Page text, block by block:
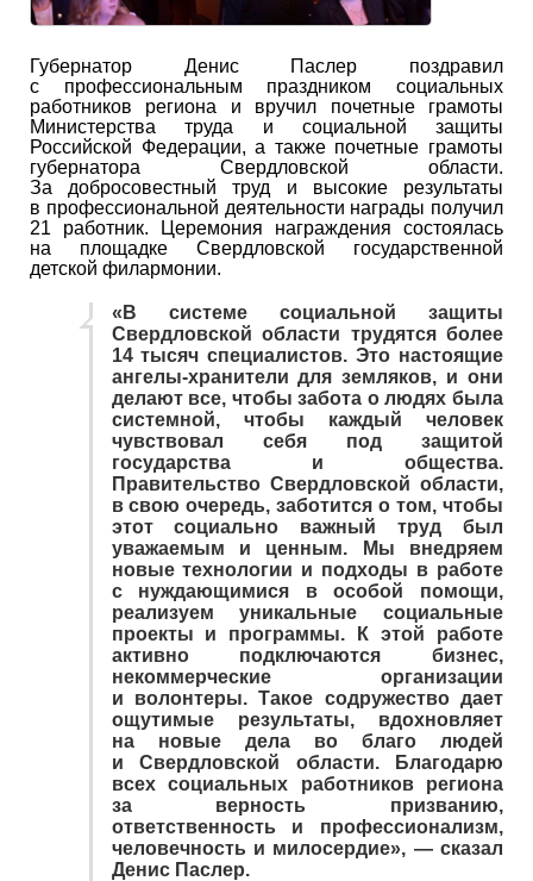
Губернатор Денис Паслер поздравил
с профессиональным праздником социальных
работников региона и вручил почетные грамоты
Министерства труда и социальной защиты
Российской Федерации, а также почетные грамоты
губернатора Свердловской области.
За добросовестный труд и высокие результаты
в профессиональной деятельности награды получил
21 работник. Церемония награждения состоялась
на площадке Свердловской государственной
детской филармонии.
«В системе социальной защиты
Свердловской области трудятся более
14 тысяч специалистов. Это настоящие
ангелы-хранители для земляков, и они
делают все, чтобы забота о людях была
системной, чтобы каждый человек
чувствовал себя под защитой
государства и общества.
Правительство Свердловской области,
в свою очередь, заботится о том, чтобы
этот социально важный труд был
уважаемым и ценным. Мы внедряем
новые технологии и подходы в работе
с нуждающимися в особой помощи,
реализуем уникальные социальные
проекты и программы. К этой работе
активно подключаются бизнес,
некоммерческие организации
и волонтеры. Такое содружество дает
ощутимые результаты, вдохновляет
на новые дела во благо людей
и Свердловской области. Благодарю
всех социальных работников региона
за верность призванию,
ответственность и профессионализм,
человечность и милосердие», — сказал
Денис Паслер.